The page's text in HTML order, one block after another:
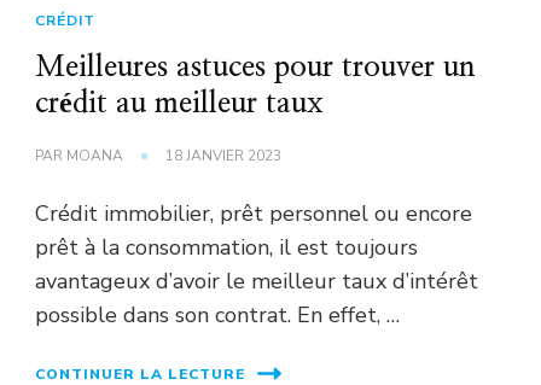
CRÉDIT
Meilleures astuces pour trouver un
crédit au meilleur taux
PAR MOANA 18 JANVIER 2023
Crédit immobilier, prêt personnel ou encore
prêt à la consommation, il est toujours
avantageux d’avoir le meilleur taux d’intérêt
possible dans son contrat. En effet, …
CONTINUER LA LECTURE